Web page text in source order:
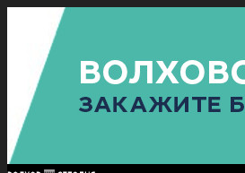
Найти:
ГЛАВНАЯ ПОЛИТИКАПРОИСШЕСТВИЯ
ПОЛИТИКА